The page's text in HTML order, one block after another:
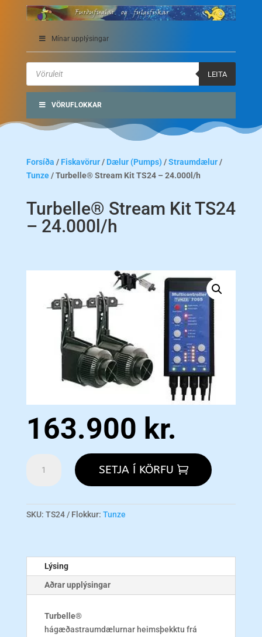
Mínar upplýsingar
Products
search
LEITA
VÖRUFLOKKAR
Forsíða / Fiskavörur/ Dælur (Pumps) /Straumdælur/
Tunze/ Turbelle® Stream Kit TS24 – 24.000l/h
Turbelle® Stream Kit TS24
– 24.000l/h
163.900 kr.
Stream
-
SETJA Í KÖRFU
SKU: TS24 Flokkur: Tunze
Lýsing
Aðrar upplýsingar
Turbelle®
hágæðastraumdælurnar heimsþekktu frá